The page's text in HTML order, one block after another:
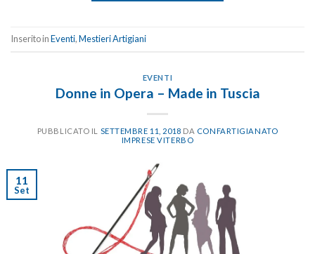
Inserito inEventi,Mestieri Artigiani
EVENTI
Donne in Opera – Made in Tuscia
PUBBLICATO IL SETTEMBRE 11, 2018 DA CONFARTIGIANATO
IMPRESE VITERBO
11
Set